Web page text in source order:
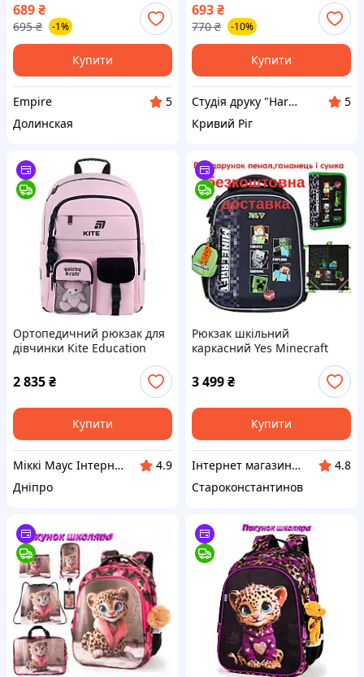
місткий
689₴
695 ₴ -1%
Купити
Empire
5
Долинская
693₴
770 ₴ -10%
Купити
Студія друку "Hard Print"
5
Кривий Ріг
Ортопедичний рюкзак для
дівчинки Kite Education
K26-584M-1 Quirki&Cute 14л
(Арт: KT-584M-1)
2 835₴
Купити
Міккі Маус Інтернет-магазин
4.9
Дніпро
Рюкзак шкільний
каркасний Yes Minecraft
3 499₴
Купити
Інтернет магазин Ксюша
4.8
Староконстантинов